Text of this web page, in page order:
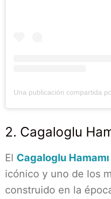
2. Cagaloglu
El Cagaloglu Hamamı
icónico y uno de los
construido en la